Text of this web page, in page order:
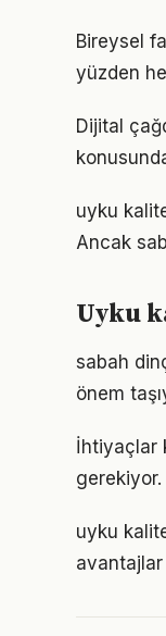
Bireysel
yüzden
Dijital
uyku
Ancak
Uyku
sabah
önem
İhtiyaçlar
gerekiyor.
uyku
avantajlar